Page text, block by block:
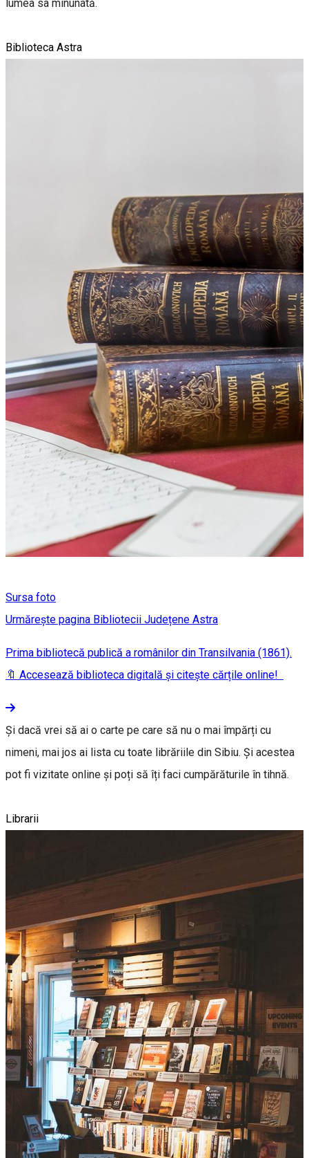
lumea sa minunată.
Biblioteca Astra
Sursa foto
Urmărește pagina Bibliotecii Județene Astra
Prima bibliotecă publică a românilor din Transilvania (1861).
🔖 Accesează biblioteca digitală și citește cărțile online!
Și dacă vrei să ai o carte pe care să nu o mai împărți cu
nimeni, mai jos ai lista cu toate librăriile din Sibiu. Și acestea
pot fi vizitate online și poți să îți faci cumpărăturile în tihnă.
Librarii